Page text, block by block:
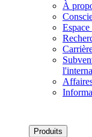
À
Espace
Produits